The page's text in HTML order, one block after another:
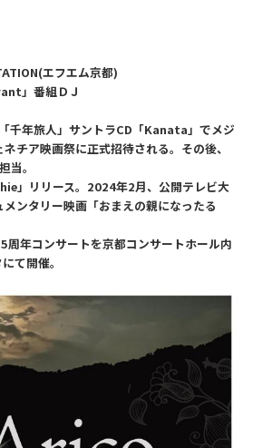
エフエム京都)
」番組ＤＪ
千年旅人」サントラCD「Kanata」でメジ
チア映画祭に正式招待される。その後、
当。
」リリース。2024年2月、公開テレビ大
ンタリー映画「おまえの親になったる
年コンサートを京都コンサートホール内
て開催。